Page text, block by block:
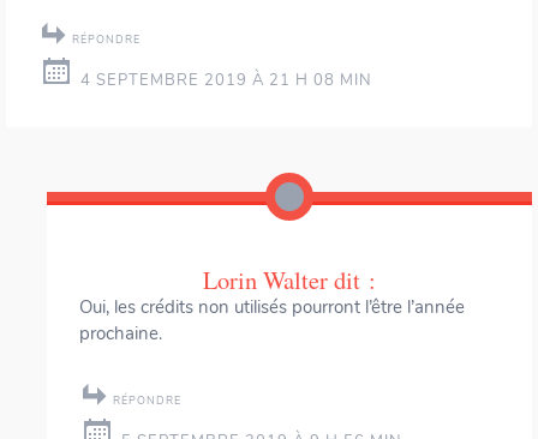
RÉPONDRE
4 SEPTEMBRE 2019 À 21 H 08 MIN
Lorin Walterdit :
Oui, les crédits non utilisés pourront l’être l’année
prochaine.
RÉPONDRE